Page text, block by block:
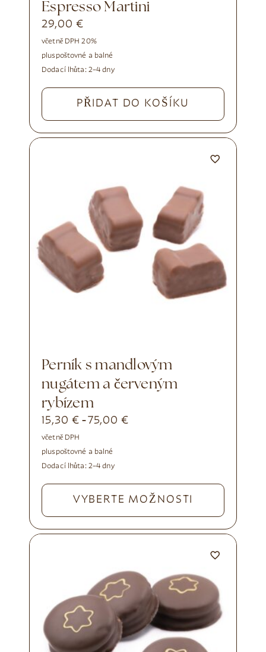
Espresso Martini
29,00 €
včetně DPH 20%
pluspoštovné a balné
Dodací lhůta: 2–4 dny
PŘIDAT DO KOŠÍKU
Perník s mandlovým
nugátem a červeným
rybízem
15,30 € -75,00€
včetně DPH
pluspoštovné a balné
Dodací lhůta: 2–4 dny
VYBERTE MOŽNOSTI